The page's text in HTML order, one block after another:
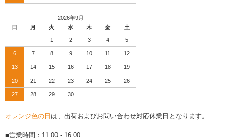
2026年9月
日
月 火 水 木 金 土
1 2 3 4 5
6 7 8 9 10 11 12
13 14 15 16 17 18 19
20 21 22 23 24 25 26
27 28 29 30
オレンジ色の日 は、出荷およびお問い合わせ対応休業日となります。
■営業時間：11:00 - 16:00